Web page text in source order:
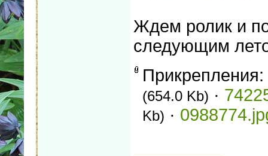
Ждем ролик и
следующим
Прикрепления:
(654.0 Kb) ·
Kb) ·